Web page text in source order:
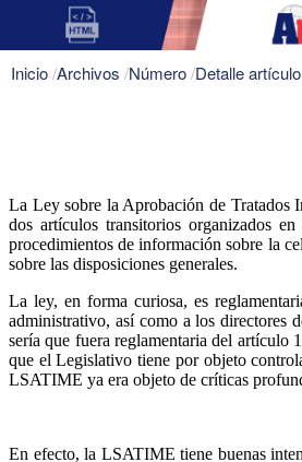
Inicio/Archivos /Número/Detalle artículo